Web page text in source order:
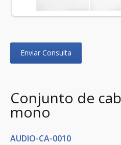
Enviar Consulta
Conjunto de
mono
AUDIO-CA-0010